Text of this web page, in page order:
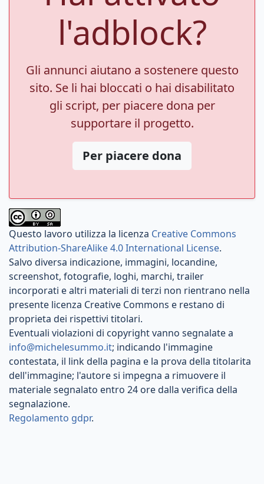
l'adblock?
Gli annunci aiutano a sostenere questo
sito. Se li hai bloccati o hai disabilitato
gli script, per piacere dona per
supportare il progetto.
Per piacere dona
Questo lavoro utilizza la licenza Creative Commons
Attribution-ShareAlike 4.0 International License.
Salvo diversa indicazione, immagini, locandine,
screenshot, fotografie, loghi, marchi, trailer
incorporati e altri materiali di terzi non rientrano nella
presente licenza Creative Commons e restano di
proprieta dei rispettivi titolari.
Eventuali violazioni di copyright vanno segnalate a
info@michelesummo.it; indicando l'immagine
contestata, il link della pagina e la prova della titolarita
dell'immagine; l'autore si impegna a rimuovere il
materiale segnalato entro 24 ore dalla verifica della
segnalazione.
Regolamento gdpr.